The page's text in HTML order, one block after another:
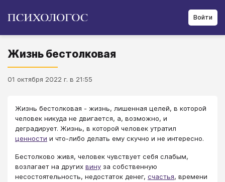
Войти
Жизнь бестолковая
01 октября 2022 г. в 21:55
Жизнь бестолковая - жизнь, лишенная целей, в которой
человек никуда не двигается, а, возможно, и
деградирует. Жизнь, в которой человек утратил
ценности и что-либо делать ему скучно и не интересно.
Бестолково живя, человек чувствует себя слабым,
возлагает на других вину за собственную
несостоятельность, недостаток денег, счастья, времени